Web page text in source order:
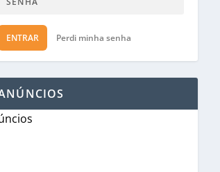
ENTRAR Perdi minha senha